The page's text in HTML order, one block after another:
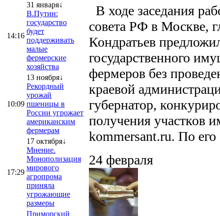
14:16
31 января↓
В.Путин:
государство
будет
поддерживать
малые
фермерские
хозяйства
10:09
13 ноября↓
Рекордный
урожай
пшеницы в
России угрожает
американским
фермерам
17:29
17 октября↓
Мнение.
Монополизация
мирового
агропрома
приняла
угрожающие
размеры
Приморский
В ходе заседания
совета РФ в Москве,
Кондратьев
государственного
фермеров без
краевой
губернатор,
получения участков
kommersant.ru. По
24 февраля